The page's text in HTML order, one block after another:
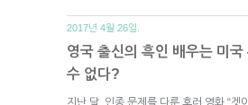
2017년 4월 26일.
영국 출신의 흑인 배우는 미
수 없다?
지난 달, 인종 문제를 다룬 호러 영화 “겟